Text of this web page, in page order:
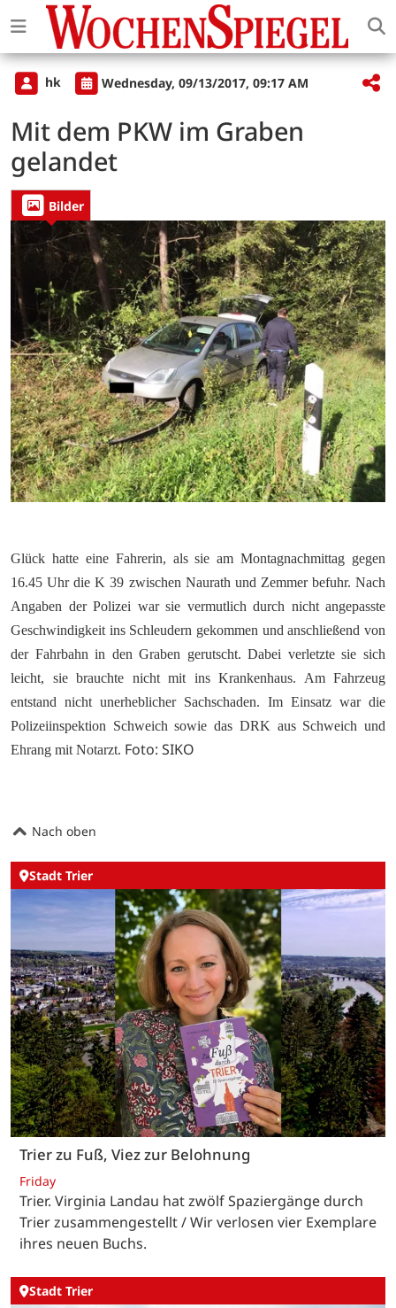
hk Wednesday, 09/13/2017, 09:17 AM
Mit dem PKW im Graben
gelandet
Bilder
Glück hatte eine Fahrerin, als sie am Montagnachmittag gegen
16.45 Uhr die K 39 zwischen Naurath und Zemmer befuhr. Nach
Angaben der Polizei war sie vermutlich durch nicht angepasste
Geschwindigkeit ins Schleudern gekommen und anschließend von
der Fahrbahn in den Graben gerutscht. Dabei verletzte sie sich
leicht, sie brauchte nicht mit ins Krankenhaus. Am Fahrzeug
entstand nicht unerheblicher Sachschaden. Im Einsatz war die
Polizeiinspektion Schweich sowie das DRK aus Schweich und
Ehrang mit Notarzt. Foto: SIKO
Nach oben
Stadt Trier
Trier zu Fuß, Viez zur Belohnung
Friday
Trier. Virginia Landau hat zwölf Spaziergänge durch
Trier zusammengestellt / Wir verlosen vier Exemplare
ihres neuen Buchs.
Stadt Trier